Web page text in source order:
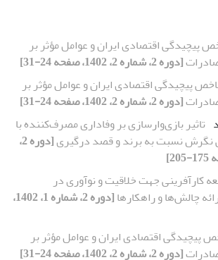
پیچیدگی اقتصادی ایران و عوامل مؤثر بر
[دوره 2، شماره 2، 1402، صفحه 24-31]
پیچیدگی اقتصادی ایران و عوامل مؤثر بر
[دوره 2، شماره 2، 1402، صفحه 24-31]
تاثیر بازی‌وارسازی بر وفاداری مصرف‌کننده با
نگرش نسبت به برند و قصد درگیری
[دوره 2،
کارآفرینی جهت خلاقیت و نوآوری در
چالش‌ها و راهکارها
[دوره 2، شماره 1، 1402،
اقتصادی ایران و عوامل مؤثر بر
[دوره 2، شماره 2، 1402، صفحه 24-31]